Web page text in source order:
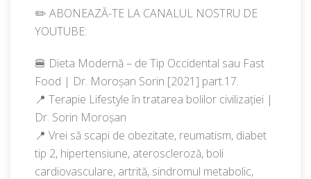
✏️ ABONEAZĂ-TE LA CANALUL NOSTRU DE
YOUTUBE:
🍔 Dieta Modernă – de Tip Occidental sau Fast
Food | Dr. Moroșan Sorin [2021] part.17.
📍 Terapie Lifestyle în tratarea bolilor civilizației |
Dr. Sorin Moroșan
📍 Vrei să scapi de obezitate, reumatism, diabet
tip 2, hipertensiune, ateroscleroză, boli
cardiovasculare, artrită, sindromul metabolic,